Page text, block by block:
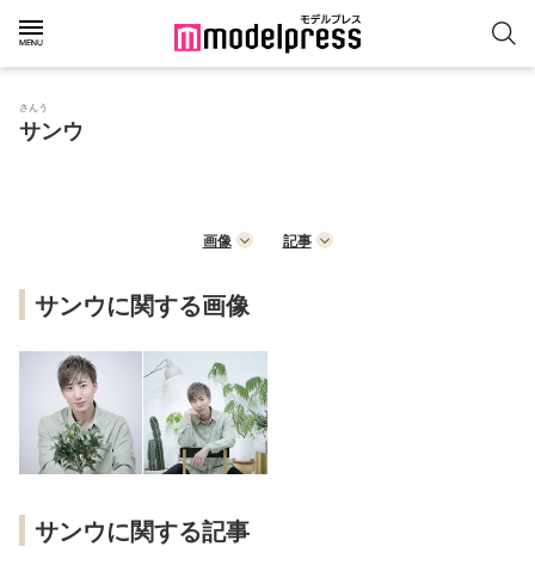
さんう
サンウ
画像 記事
サンウに関する画像
サンウに関する記事